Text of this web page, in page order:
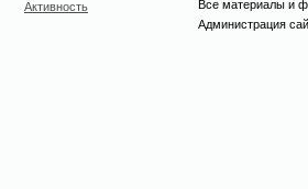
Активность
Администрация